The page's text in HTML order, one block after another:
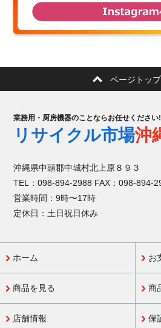
ページトップ
業務用・厨房機器のことならお任せください
リサイクル市場沖
沖縄県中頭郡中城村北上原８９３
TEL：098-894-2988 FAX：098-894-
営業時間：9時〜17時
定休日：土日祝日休み
ホーム
商品を見る
店舗情報
お
商
保